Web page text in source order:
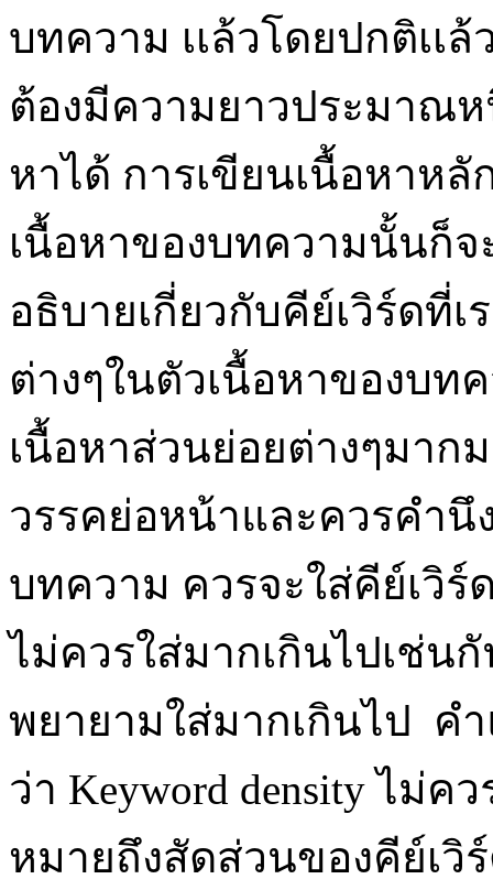
บทความ เเล้วโดยปกติเเ
ต้องมีความยาวประมาณ
หาได้ การเขียนเนื้อหาห
เนื้อหาของบทความนั้นก็จ
อธิบายเกี่ยวกับคีย์เวิร์ดที่
ต่างๆในตัวเนื้อหาของบท
เนื้อหาส่วนย่อยต่างๆมาก
วรรคย่อหน้าและควรคำนึ
บทความ ควรจะใส่คีย์เวิร์
ไม่ควรใส่มากเกินไปเช่นกั
พยายามใส่มากเกินไป ค
ว่า Keyword density ไม่ค
หมายถึงสัดส่วนของคีย์เวิ